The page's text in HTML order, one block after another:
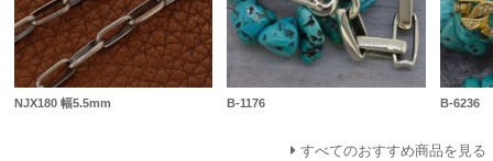
NJX180 幅5.5mm B-1176 B-6236
すべてのおすすめ商品を見る